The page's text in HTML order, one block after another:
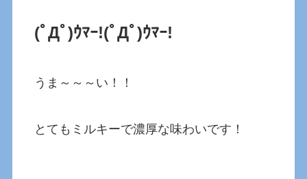
(ﾟДﾟ)ｳﾏｰ!(ﾟДﾟ)ｳﾏｰ!
うま～～～い！！
とてもミルキーで濃厚な味わいです！